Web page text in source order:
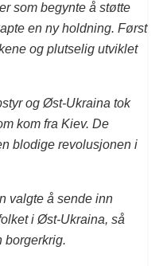
som begynte å støtte
en ny holdning. Først
og plutselig utviklet
og Øst-Ukraina tok
kom fra Kiev. De
blodige revolusjonen i
valgte å sende inn
i Øst-Ukraina, så
borgerkrig.